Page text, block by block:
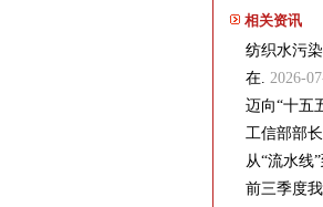
相关资讯
纺织水污
在. 2026-
迈向“十五
工信部部
从“流水线
前三季度